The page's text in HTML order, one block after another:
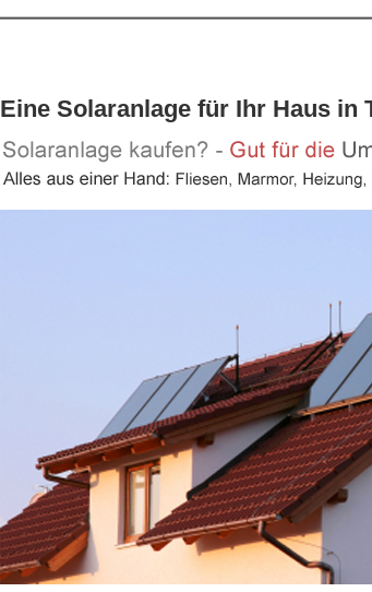
Eine Solaranlage für Ihr Haus in